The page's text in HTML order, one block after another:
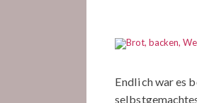
Endlich war es